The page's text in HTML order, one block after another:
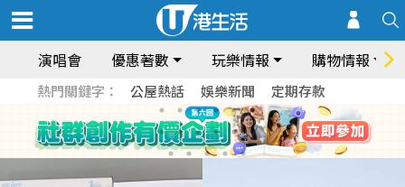
演唱會 優惠著數 玩樂情報 購物情報
熱門關鍵字： 公屋熱話 娛樂新聞 定期存款